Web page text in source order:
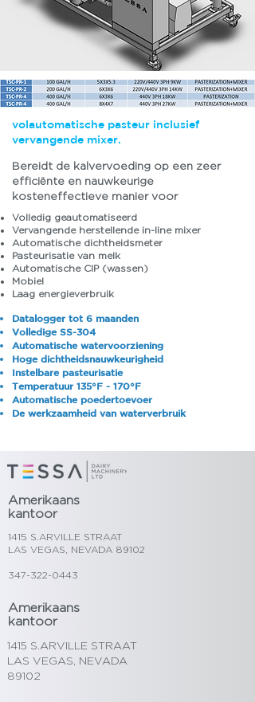
volautomatische pasteur inclusief
vervangende mixer.
Bereidt de kalvervoeding op een zeer
efficiënte en nauwkeurige
kosteneffectieve manier voor
Volledig geautomatiseerd
Vervangende herstellende in-line mixer
Automatische dichtheidsmeter
Pasteurisatie van melk
Automatische CIP (wassen)
Mobiel
Laag energieverbruik
Datalogger tot 6 maanden
Volledige SS-304
Automatische watervoorziening
Hoge dichtheidsnauwkeurigheid
Instelbare pasteurisatie
Temperatuur 135°F - 170°F
Automatische poedertoevoer
De werkzaamheid van waterverbruik
Amerikaans
kantoor
1415 S.ARVILLE STRAAT
LAS VEGAS, NEVADA 89102
347-322-0443
Amerikaans
kantoor
1415 S.ARVILLE STRAAT
LAS VEGAS, NEVADA
89102